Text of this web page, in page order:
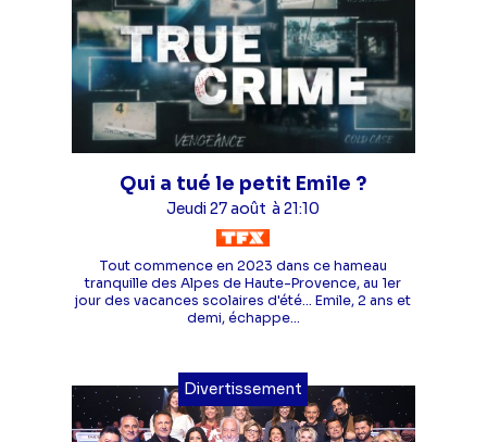
Qui a tué le petit Emile ?
Jeudi 27 août à 21:10
Tout commence en 2023 dans ce hameau
tranquille des Alpes de Haute-Provence, au 1er
jour des vacances scolaires d'été... Emile, 2 ans et
demi, échappe...
Divertissement